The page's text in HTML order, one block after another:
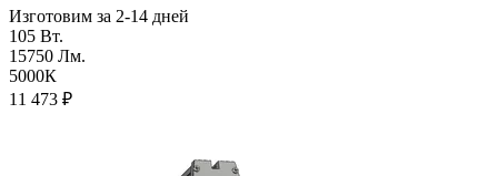
Изготовим за 2-14 дней
105 Вт.
15750 Лм.
5000К
11 473 ₽